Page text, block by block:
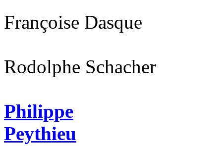
Françoise Dasque
Rodolphe Schacher
Philippe
Peythieu